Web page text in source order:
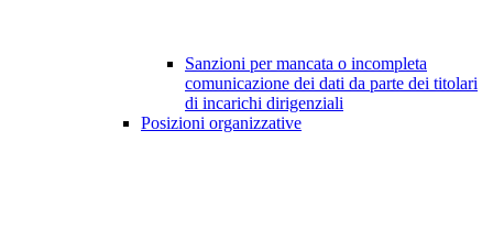
Sanzioni per mancata o incompleta
comunicazione dei dati da parte dei titolari
di incarichi dirigenziali
Posizioni organizzative